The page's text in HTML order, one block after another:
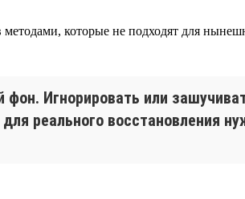
методами, которые не подходят для
Игнорировать или
реального восстановления